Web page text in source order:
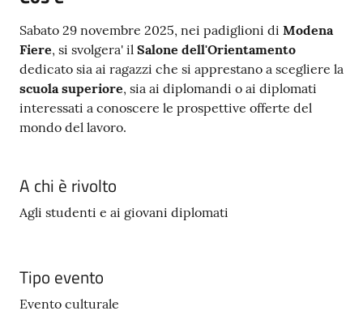
a
m
e
n
t
o
Street
Art
argomenti...
Sabato 29 novembre 2025, nei padiglioni di Modena
Fiere, si svolgera' il Salone dell'Orientamento
dedicato sia ai ragazzi che si apprestano a scegliere la
scuola superiore, sia ai diplomandi o ai diplomati
interessati a conoscere le prospettive offerte del
mondo del lavoro.
A chi è rivolto
Agli studenti e ai giovani diplomati
Tipo evento
Evento culturale